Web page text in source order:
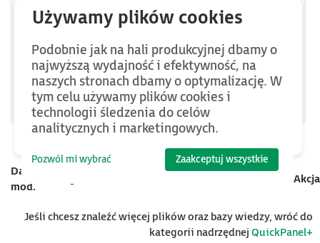
IC755CSS06RDA
IC755CSS10CDACA
IC755CSS12CDBCA
IC755CSS15CDACA
Data
mod.
Akcja
Jeśli chcesz znaleźć więcej plików oraz bazy wiedzy, wróć do
kategorii nadrzędnej QuickPanel+
Podobnie jak na hali produkcyjnej dbamy o
najwyższą wydajność i efektywność, na
naszych stronach dbamy o optymalizację. W
tym celu używamy plików cookies i
technologii śledzenia do celów
analitycznych i marketingowych.
Pozwól mi wybrać Zaakceptuj wszystkie